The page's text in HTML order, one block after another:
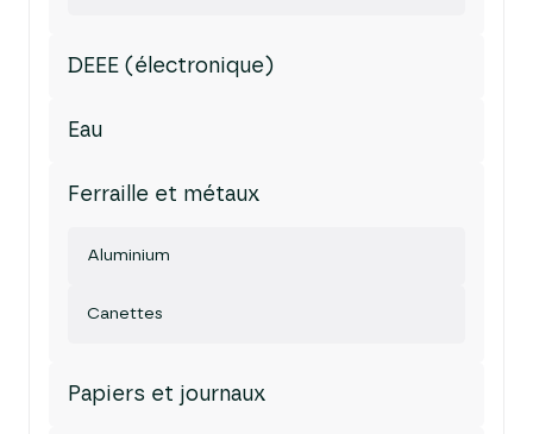
DEEE (électronique)
Eau
Ferraille et métaux
Aluminium
Canettes
Papiers et journaux